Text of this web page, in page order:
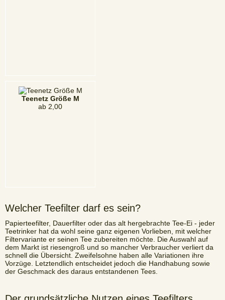
Teenetz Größe M
ab 2,00
Welcher Teefilter darf es sein?
Papierteefilter, Dauerfilter oder das alt hergebrachte Tee-Ei - jeder
Teetrinker hat da wohl seine ganz eigenen Vorlieben, mit welcher
Filtervariante er seinen Tee zubereiten möchte. Die Auswahl auf
dem Markt ist riesengroß und so mancher Verbraucher verliert da
schnell die Übersicht. Zweifelsohne haben alle Variationen ihre
Vorzüge. Letztendlich entscheidet jedoch die Handhabung sowie
der Geschmack des daraus entstandenen Tees.